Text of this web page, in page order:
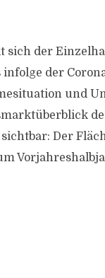
sich der
der
und
Der